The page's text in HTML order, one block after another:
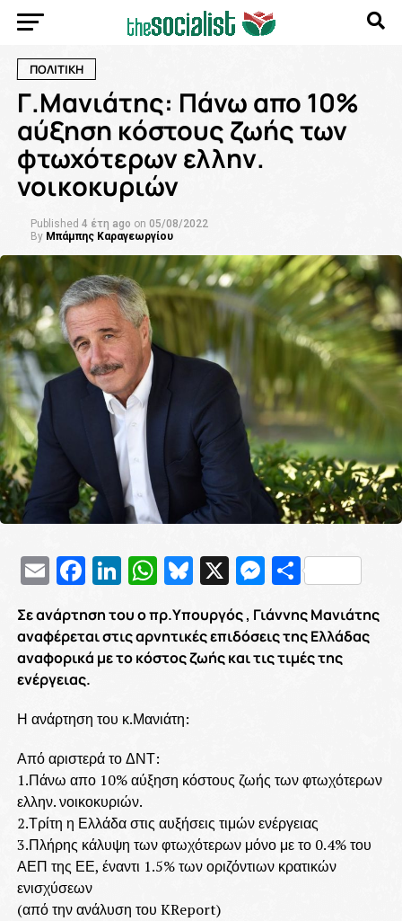
ΠΟΛΙΤΙΚΗ
Γ.Μανιάτης: Πάνω απο 10%
αύξηση κόστους ζωής των
φτωχότερων ελλην.
νοικοκυριών
Published 4 έτη ago on 05/08/2022
By Μπάμπης Καραγεωργίου
EmailFacebook
LinkedIn
WhatsApp
Bluesky
X
Σε ανάρτηση του ο πρ.Υπουργός , Γιάννης Μανιάτης
αναφέρεται στις αρνητικές επιδόσεις της Ελλάδας
αναφορικά με το κόστος ζωής και τις τιμές της
ενέργειας.
Η ανάρτηση του κ.Μανιάτη:
Από αριστερά το ΔΝΤ:
1.Πάνω απο 10% αύξηση κόστους ζωής των φτωχότερων
ελλην. νοικοκυριών.
2.Τρίτη η Ελλάδα στις αυξήσεις τιμών ενέργειας
3.Πλήρης κάλυψη των φτωχότερων μόνο με το 0.4% του
ΑΕΠ της ΕΕ, έναντι 1.5% των οριζόντιων κρατικών
ενισχύσεων
(από την ανάλυση του KReport)